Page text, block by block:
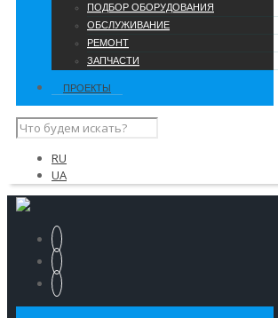
ПОДБОР ОБОРУДОВАНИЯ
ОБСЛУЖИВАНИЕ
РЕМОНТ
ЗАПЧАСТИ
ПРОЕКТЫ
RU
UA